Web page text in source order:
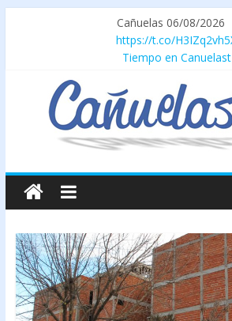
Cañuelas 06/08/2026
https://t.co/
Tiempo en Canuelast